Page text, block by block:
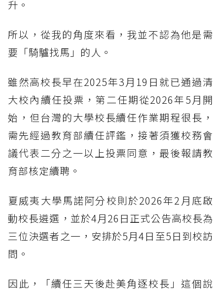
升。
所以，從我的角度來看，我並不認為他是需
要「騎驢找馬」的人。
雖然高校長早在2025年3月19日就已通過清
大校內續任投票，第二任期從2026年5月開
始，但台灣的大學校長續任作業期程很長，
需先經過教育部續任評鑑，接著須獲校務會
議代表二分之一以上投票同意，最後報請教
育部核定續聘。
夏威夷大學馬諾阿分校則於2026年2月底啟
動校長遴選，並於4月26日正式公告高校長為
三位決選者之一，安排於5月4日至5日到校訪
問。
因此，「續任三天後赴美角逐校長」這個說